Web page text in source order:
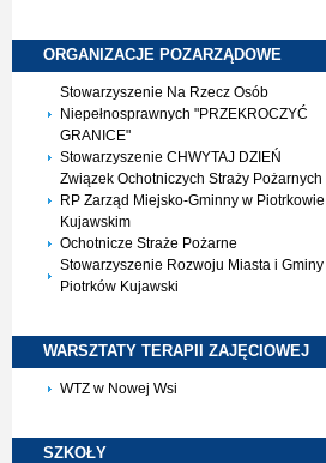
ORGANIZACJE POZARZĄDOWE
Stowarzyszenie Na Rzecz Osób
Niepełnosprawnych "PRZEKROCZYĆ
GRANICE"
Stowarzyszenie CHWYTAJ DZIEŃ
Związek Ochotniczych Straży Pożarnych
RP Zarząd Miejsko-Gminny w Piotrkowie
Kujawskim
Ochotnicze Straże Pożarne
Stowarzyszenie Rozwoju Miasta i Gminy
Piotrków Kujawski
WARSZTATY TERAPII ZAJĘCIOWEJ
WTZ w Nowej Wsi
SZKOŁY